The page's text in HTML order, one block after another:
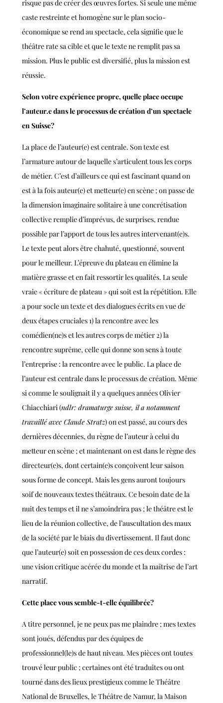
risque pas de créer des œuvres fortes. Si seule une même
caste restreinte et homogène sur le plan socio-
économique se rend au spectacle, cela signifie que le
théâtre rate sa cible et que le texte ne remplit pas sa
mission. Plus le public est diversifié, plus la mission est
réussie.
Selon votre expérience propre, quelle place occupe
l’auteur.e dans le processus de création d’un spectacle
en Suisse?
La place de l’auteur(e) est centrale. Son texte est
l’armature autour de laquelle s’articulent tous les corps
de métier. C’est d’ailleurs ce qui est fascinant quand on
est à la fois auteur(e) et metteur(e) en scène ; on passe de
la dimension imaginaire solitaire à une concrétisation
collective remplie d’imprévus, de surprises, rendue
possible par l’apport de tous les autres intervenant(e)s.
Le texte peut alors être chahuté, questionné, souvent
pour le meilleur. L’épreuve du plateau en élimine la
matière grasse et en fait ressortir les qualités. La seule
vraie « écriture de plateau » qui soit est la répétition. Elle
a pour socle un texte et des dialogues écrits en vue de
deux étapes cruciales 1) la rencontre avec les
comédien(ne)s et les autres corps de métier 2) la
rencontre suprême, celle qui donne son sens à toute
l’entreprise : la rencontre avec le public. La place de
l’auteur est centrale dans le processus de création. Même
si comme le soulignait il y a quelques années Olivier
Chiacchiari (ndlr: dramaturge suisse, il a notamment
travaillé avec Claude Stratz) on est passé, au cours des
dernières décennies, du règne de l’auteur à celui du
metteur en scène ; et maintenant on est dans le règne des
directeur(e)s, dont certain(e)s conçoivent leur saison
sous forme de concept. Mais les gens auront toujours
soif de nouveaux textes théâtraux. Ce besoin date de la
nuit des temps et il ne s’amoindrira pas ; le théâtre est le
lieu de la réunion collective, de l’auscultation des maux
de la société par le biais du divertissement. Il faut donc
que l’auteur(e) soit en possession de ces deux cordes :
une vision critique acérée du monde et la maîtrise de l’art
narratif.
Cette place vous semble-t-elle équilibrée?
A titre personnel, je ne peux pas me plaindre ; mes textes
sont joués, défendus par des équipes de
professionnel(le)s de haut niveau. Mes pièces ont toutes
trouvé leur public ; certaines ont été traduites ou ont
tourné dans des lieux prestigieux comme le Théâtre
National de Bruxelles, le Théâtre de Namur, la Maison